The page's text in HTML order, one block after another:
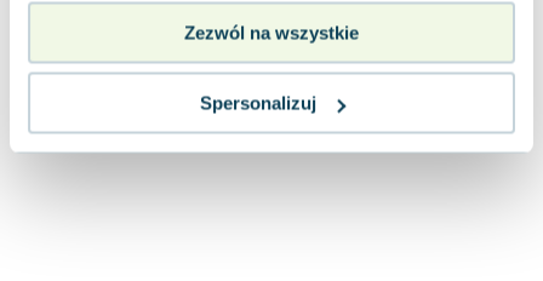
Zezwól na wszystkie
Spersonalizuj